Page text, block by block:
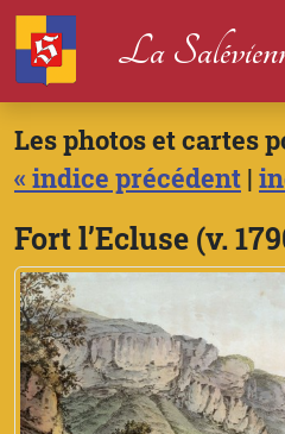
La
Les photos et cartes
« indice précédent |
Fort l’Ecluse (v.